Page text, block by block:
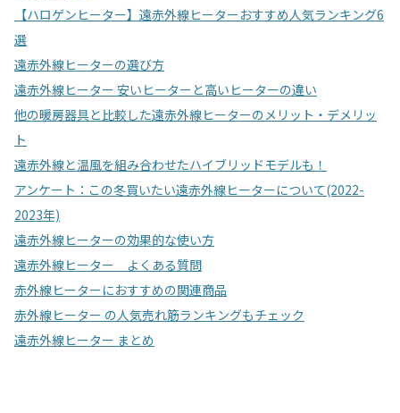
【ハロゲンヒーター】遠赤外線ヒーターおすすめ人気ランキング6
選
遠赤外線ヒーターの選び方
遠赤外線ヒーター 安いヒーターと高いヒーターの違い
他の暖房器具と比較した遠赤外線ヒーターのメリット・デメリッ
ト
遠赤外線と温風を組み合わせたハイブリッドモデルも！
アンケート：この冬買いたい遠赤外線ヒーターについて(2022-
2023年)
遠赤外線ヒーターの効果的な使い方
遠赤外線ヒーター よくある質問
赤外線ヒーターにおすすめの関連商品
赤外線ヒーター の人気売れ筋ランキングもチェック
遠赤外線ヒーター まとめ